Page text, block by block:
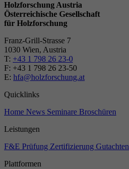
Holzforschung Austria
Österreichische Gesellschaft
für Holzforschung
Franz-Grill-Strasse 7
1030 Wien, Austria
T: +43 1 798 26 23-0
​​F: +43 1 798 26 23-50
E: hfa@holzforschung.at
Quicklinks
Home News Seminare Broschüren
Leistungen
F&E Prüfung Zertifizierung Gutachten
Plattformen